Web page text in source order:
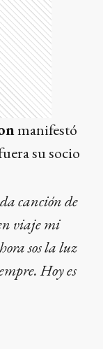
manifestó
su socio
canción de
viaje mi
sos la luz
Hoy es